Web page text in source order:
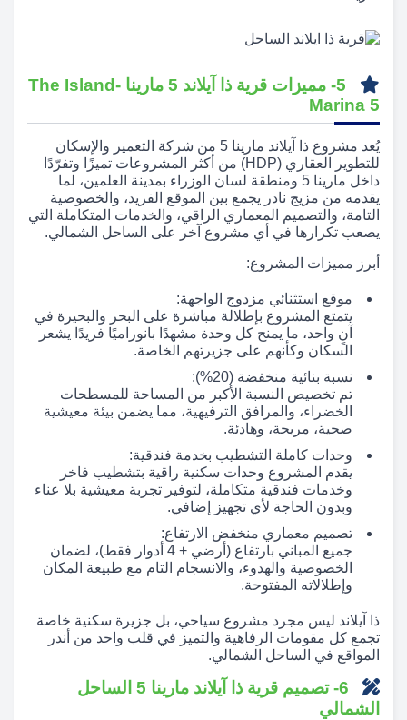
5- مميزات قرية ذا آيلاند 5 مارينا -The Island
Marina 5
يُعد مشروع ذا آيلاند مارينا 5 من شركة التعمير والإسكان
للتطوير العقاري (HDP) من أكثر المشروعات تميزًا وتفرّدًا
داخل مارينا 5 ومنطقة لسان الوزراء بمدينة العلمين، لما
يقدمه من مزيج نادر يجمع بين الموقع الفريد، والخصوصية
التامة، والتصميم المعماري الراقي، والخدمات المتكاملة التي
يصعب تكرارها في أي مشروع آخر على الساحل الشمالي.
أبرز مميزات المشروع:
موقع استثنائي مزدوج الواجهة:
يتمتع المشروع بإطلالة مباشرة على البحر والبحيرة في
آنٍ واحد، ما يمنح كل وحدة مشهدًا بانوراميًا فريدًا يشعر
السكان وكأنهم على جزيرتهم الخاصة.
نسبة بنائية منخفضة (20%):
تم تخصيص النسبة الأكبر من المساحة للمسطحات
الخضراء، والمرافق الترفيهية، مما يضمن بيئة معيشية
صحية، مريحة، وهادئة.
وحدات كاملة التشطيب بخدمة فندقية:
يقدم المشروع وحدات سكنية راقية بتشطيب فاخر
وخدمات فندقية متكاملة، لتوفير تجربة معيشية بلا عناء
وبدون الحاجة لأي تجهيز إضافي.
تصميم معماري منخفض الارتفاع:
جميع المباني بارتفاع (أرضي + 4 أدوار فقط)، لضمان
الخصوصية والهدوء، والانسجام التام مع طبيعة المكان
وإطلالاته المفتوحة.
ذا آيلاند ليس مجرد مشروع سياحي، بل جزيرة سكنية خاصة
تجمع كل مقومات الرفاهية والتميز في قلب واحد من أندر
المواقع في الساحل الشمالي.
6- تصميم قرية ذا آيلاند مارينا 5 الساحل
الشمالي